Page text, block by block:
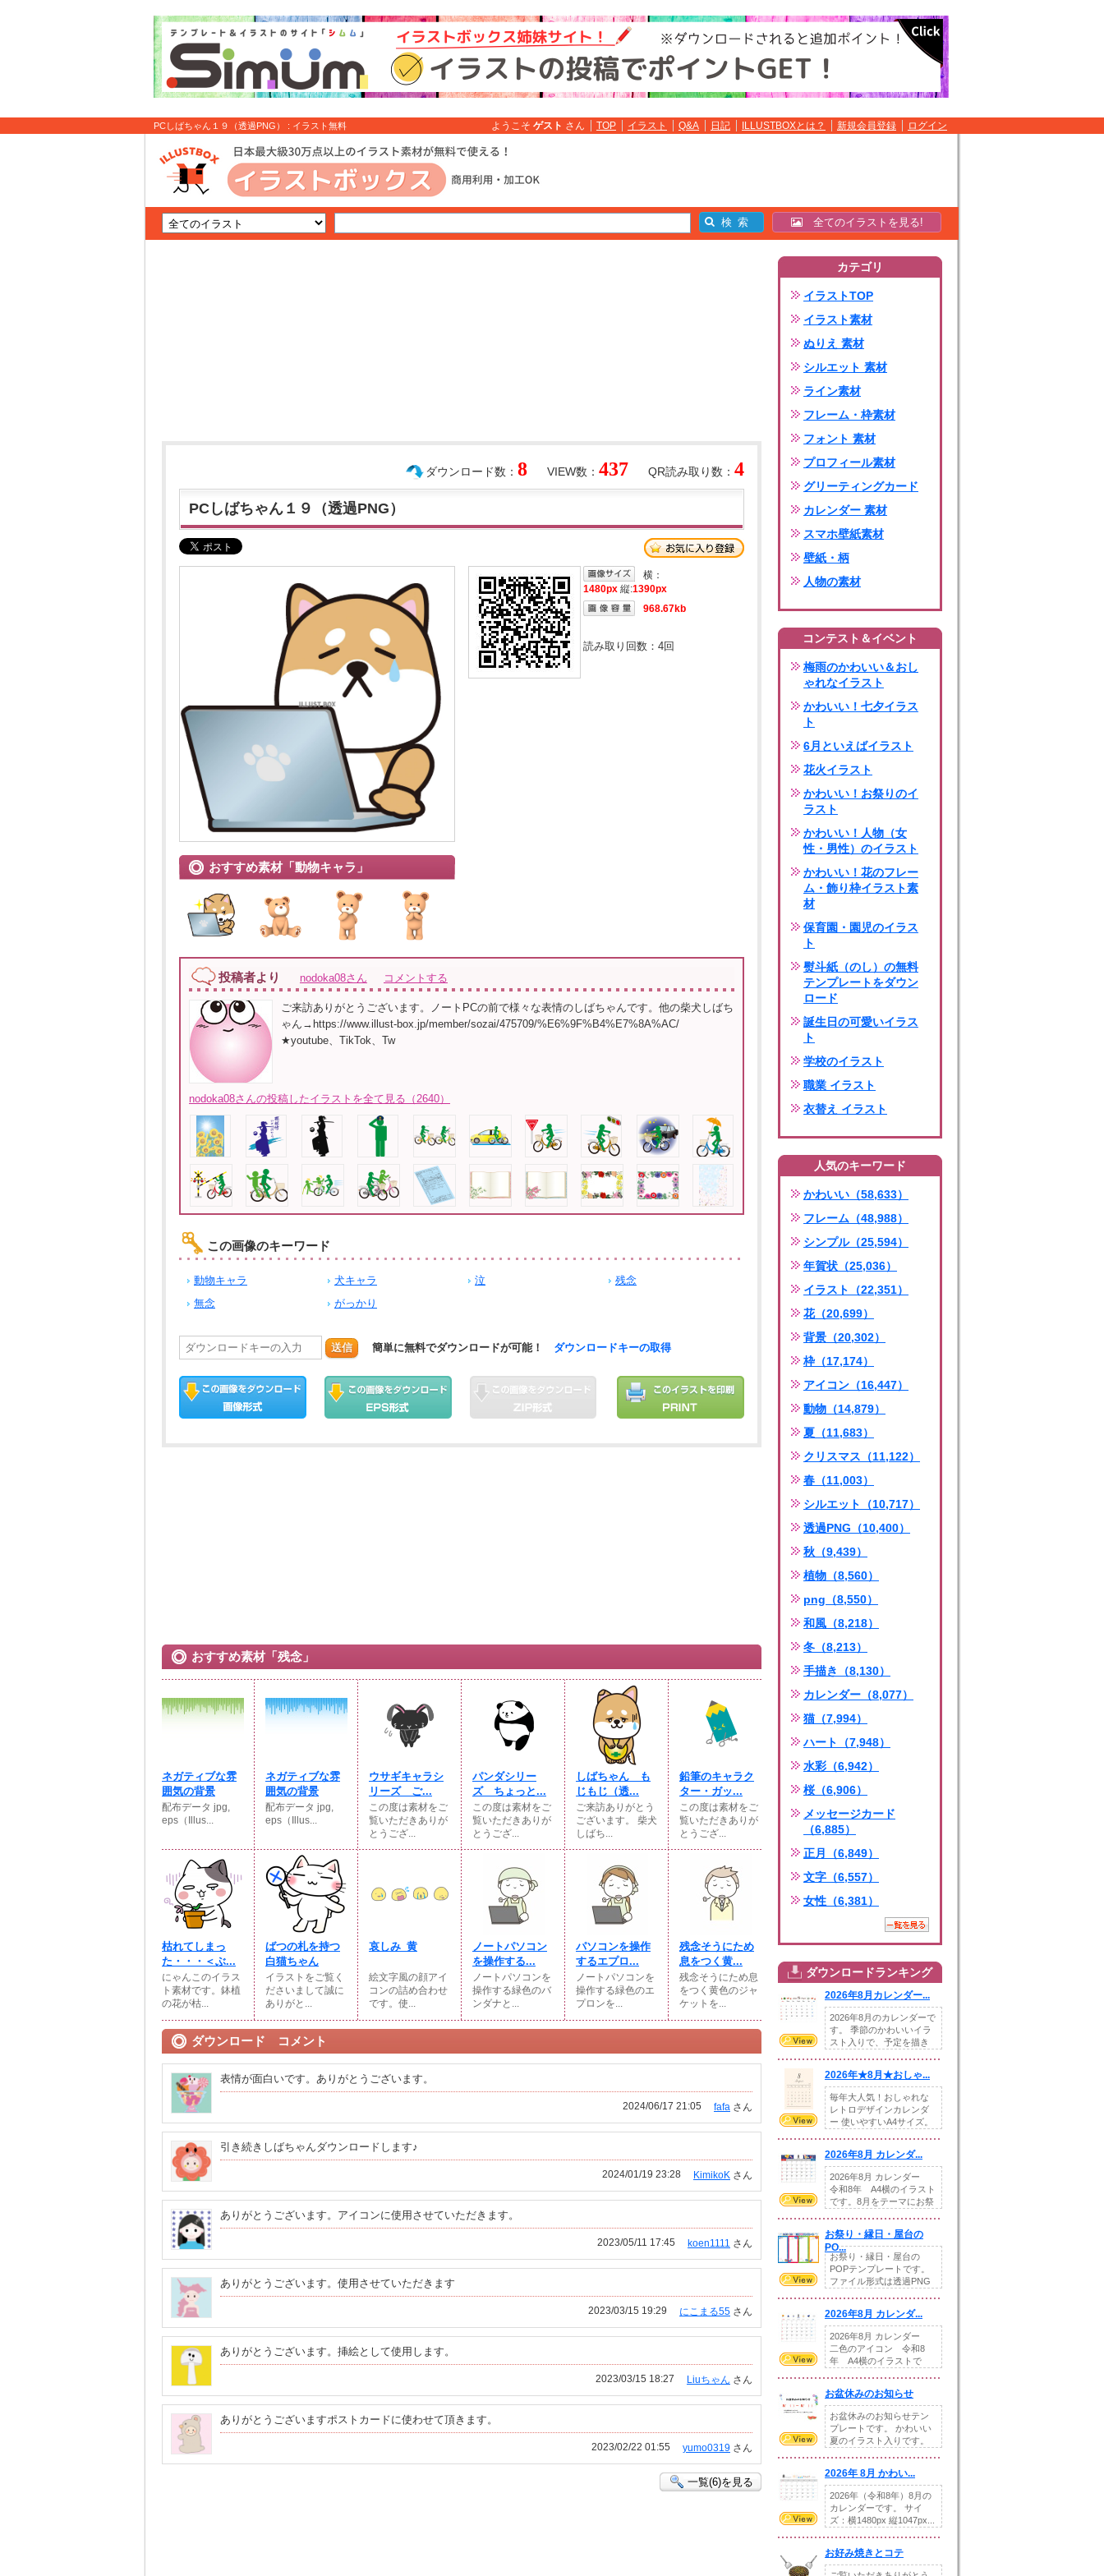
PCしばちゃん１９（透過PNG） : イラスト無料 ようこそ ゲスト さん TOP イラスト Q&A 日記 ILLUSTBOXとは？ 新規会員登録 ログイン
全てのイラストを見る!
QR読み取り数： 4
VIEW数： 437
ダウンロード数： 8
PCしばちゃん１９（透過PNG）
おすすめ素材「動物キャラ」
横：
1480px 縦:1390px
968.67kb
読み取り回数： 4回
投稿者より nodoka08さん コメントする
ご来訪ありがとうございます。ノートPCの前で様々な表情のしばちゃんです。他の柴犬しばち
ゃん→https://www.illust-box.jp/member/sozai/475709/%E6%9F%B4%E7%8A%AC/
★youtube、TikTok、Tw
nodoka08さんの投稿したイラストを全て見る（2640）
この画像のキーワード
動物キャラ 犬キャラ 泣
残念
無念
がっかり
送信 簡単に無料でダウンロードが可能！ ダウンロードキーの取得
おすすめ素材「残念」
ネガティブな雰
囲気の背景
配布データ jpg,
eps（Illus...
ネガティブな雰
囲気の背景
配布データ jpg,
eps（Illus...
ウサギキャラシ
リーズ ご...
この度は素材をご
覧いただきありが
とうござ...
パンダシリー
ズ ちょっと...
この度は素材をご
覧いただきありが
とうござ...
しばちゃん も
じもじ（透...
ご来訪ありがとう
ございます。 柴犬
しばち...
鉛筆のキャラク
ター・ガッ...
この度は素材をご
覧いただきありが
とうござ...
枯れてしまっ
た・・・＜ぶ...
にゃんこのイラス
ト素材です。鉢植
の花が枯...
ばつの札を持つ
白猫ちゃん
イラストをご覧く
ださいまして誠に
ありがと...
哀しみ_黄
絵文字風の顔アイ
コンの詰め合わせ
です。使...
ノートパソコン
を操作する...
ノートパソコンを
操作する緑色のバ
ンダナと...
パソコンを操作
するエプロ...
ノートパソコンを
操作する緑色のエ
プロンを...
残念そうにため
息をつく黄...
残念そうにため息
をつく黄色のジャ
ケットを...
ダウンロード コメント
表情が面白いです。ありがとうございます。
fafa さん
2024/06/17 21:05
引き続きしばちゃんダウンロードします♪
KimikoK さん
2024/01/19 23:28
ありがとうございます。アイコンに使用させていただきます。
koen1111 さん
2023/05/11 17:45
ありがとうございます。使用させていただきます
にこまる55 さん
2023/03/15 19:29
ありがとうございます。挿絵として使用します。
Liuちゃん さん
2023/03/15 18:27
ありがとうございますポストカードに使わせて頂きます。
yumo0319 さん
2023/02/22 01:55
一覧(6)を見る
カテゴリ
イラストTOP
イラスト素材
ぬりえ 素材
シルエット 素材
ライン素材
フレーム・枠素材
フォント 素材
プロフィール素材
グリーティングカード
カレンダー 素材
スマホ壁紙素材
壁紙・柄
人物の素材
コンテスト＆イベント
梅雨のかわいい＆おし
ゃれなイラスト
かわいい！七夕イラス
ト
6月といえばイラスト
花火イラスト
かわいい！お祭りのイ
ラスト
かわいい！人物（女
性・男性）のイラスト
かわいい！花のフレー
ム・飾り枠イラスト素
材
保育園・園児のイラス
ト
熨斗紙（のし）の無料
テンプレートをダウン
ロード
誕生日の可愛いイラス
ト
学校のイラスト
職業 イラスト
衣替え イラスト
人気のキーワード
かわいい（58,633）
フレーム（48,988）
シンプル（25,594）
年賀状（25,036）
イラスト（22,351）
花（20,699）
背景（20,302）
枠（17,174）
アイコン（16,447）
動物（14,879）
夏（11,683）
クリスマス（11,122）
春（11,003）
シルエット（10,717）
透過PNG（10,400）
秋（9,439）
植物（8,560）
png（8,550）
和風（8,218）
冬（8,213）
手描き（8,130）
カレンダー（8,077）
猫（7,994）
ハート（7,948）
水彩（6,942）
桜（6,906）
メッセージカード
（6,885）
正月（6,849）
文字（6,557）
女性（6,381）
ダウンロードランキング
2026年8月カレンダー...
2026年8月のカレンダーで
す。 季節のかわいいイラ
スト入りで、予定を描き
2026年★8月★おしゃ...
毎年大人気！おしゃれな
レトロデザインカレンダ
ー 使いやすいA4サイズ。
2026年8月 カレンダ...
2026年8月 カレンダー
令和8年 A4横のイラスト
です。8月をテーマにお祭
お祭り・縁日・屋台の
PO...
お祭り・縁日・屋台の
POPテンプレートです。
ファイル形式は透過PNG
2026年8月 カレンダ...
2026年8月 カレンダー
二色のアイコン 令和8
年 A4横のイラストで
お盆休みのお知らせ
お盆休みのお知らせテン
プレートです。 かわいい
夏のイラスト入りです。
2026年 8月 かわい...
2026年（令和8年）8月の
カレンダーです。 サイ
ズ：横1480px 縦1047px...
お好み焼きとコテ